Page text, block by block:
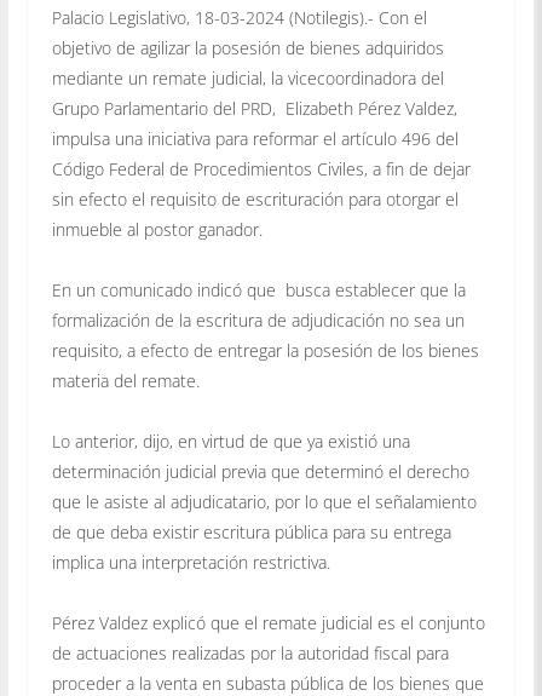
Palacio Legislativo, 18-03-2024 (Notilegis).- Con el
objetivo de agilizar la posesión de bienes adquiridos
mediante un remate judicial, la vicecoordinadora del
Grupo Parlamentario del PRD, Elizabeth Pérez Valdez,
impulsa una iniciativa para reformar el artículo 496 del
Código Federal de Procedimientos Civiles, a fin de dejar
sin efecto el requisito de escrituración para otorgar el
inmueble al postor ganador.
En un comunicado indicó que busca establecer que la
formalización de la escritura de adjudicación no sea un
requisito, a efecto de entregar la posesión de los bienes
materia del remate.
Lo anterior, dijo, en virtud de que ya existió una
determinación judicial previa que determinó el derecho
que le asiste al adjudicatario, por lo que el señalamiento
de que deba existir escritura pública para su entrega
implica una interpretación restrictiva.
Pérez Valdez explicó que el remate judicial es el conjunto
de actuaciones realizadas por la autoridad fiscal para
proceder a la venta en subasta pública de los bienes que